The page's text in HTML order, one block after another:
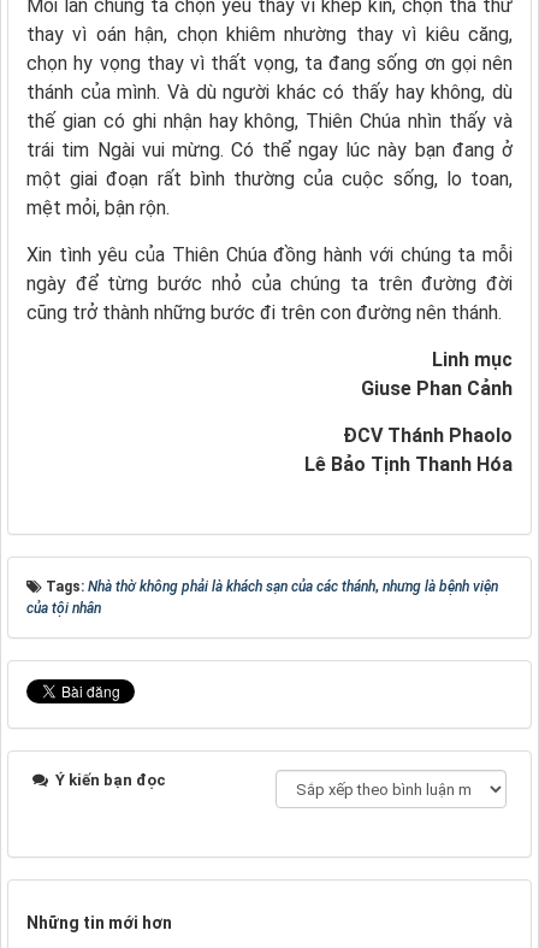
Mỗi lần chúng ta chọn yêu thay vì khép kín, chọn tha thứ
thay vì oán hận, chọn khiêm nhường thay vì kiêu căng,
chọn hy vọng thay vì thất vọng, ta đang sống ơn gọi nên
thánh của mình. Và dù người khác có thấy hay không, dù
thế gian có ghi nhận hay không, Thiên Chúa nhìn thấy và
trái tim Ngài vui mừng. Có thể ngay lúc này bạn đang ở
một giai đoạn rất bình thường của cuộc sống, lo toan,
mệt mỏi, bận rộn.
Xin tình yêu của Thiên Chúa đồng hành với chúng ta mỗi
ngày để từng bước nhỏ của chúng ta trên đường đời
cũng trở thành những bước đi trên con đường nên thánh.
Linh mục
Giuse Phan Cảnh
ĐCV Thánh Phaolo
Lê Bảo Tịnh Thanh Hóa
Tags: Nhà thờ không phải là khách sạn của các thánh, nhưng là bệnh viện
của tội nhân
Ý kiến bạn đọc
Những tin mới hơn